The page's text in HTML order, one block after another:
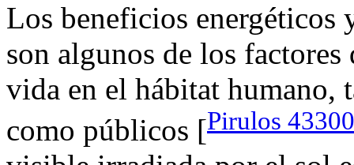
Los beneficios
son algunos de los
vida en el hábitat humano,
como públicos [Pirulos